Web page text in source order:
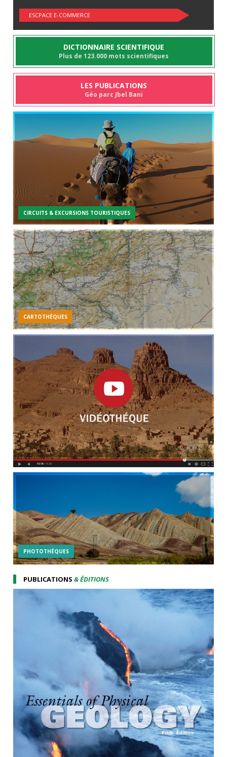
ESCPACE E-COMMERCE
DICTIONNAIRE SCIENTIFIQUE
Plus de 123.000 mots scientifiques
LES PUBLICATIONS
Géo parc Jbel Bani
CIRCUITS & EXCURSIONS TOURISTIQUES
CARTOTHÉQUES
PHOTOTHÉQUES
PUBLICATIONS& ÉDITIONS